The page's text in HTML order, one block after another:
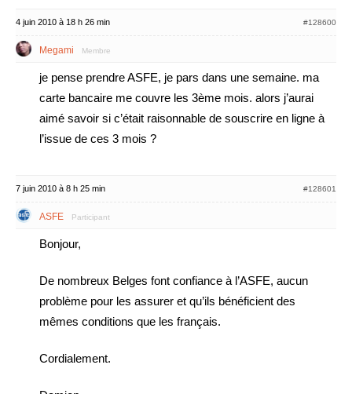
4 juin 2010 à 18 h 26 min #128600
Megami Membre
je pense prendre ASFE, je pars dans une semaine. ma
carte bancaire me couvre les 3ème mois. alors j’aurai
aimé savoir si c’était raisonnable de souscrire en ligne à
l’issue de ces 3 mois ?
7 juin 2010 à 8 h 25 min #128601
ASFE Participant
Bonjour,
De nombreux Belges font confiance à l’ASFE, aucun
problème pour les assurer et qu’ils bénéficient des
mêmes conditions que les français.
Cordialement.